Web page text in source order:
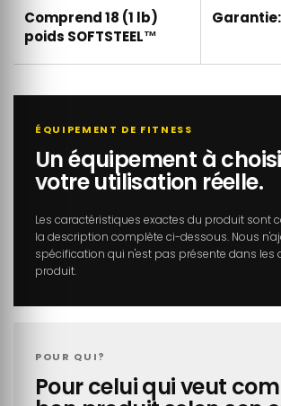
Comprend 18 (1 lb)
poids SOFTSTEEL™
ÉQUIPEMENT DE FITNESS
Un équipement à
votre utilisation réelle.
Les caractéristiques exactes du produit sont
la description complète ci-dessous. Nous
spécification qui n'est pas présente dans les
produit.
POUR QUI?
Pour celui qui veut